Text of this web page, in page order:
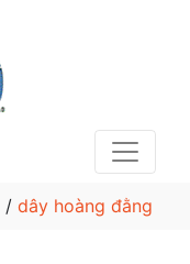
/ dây hoàng đằng